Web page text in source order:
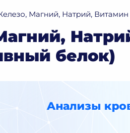
Магний, Натрий,
белок)
Анализы